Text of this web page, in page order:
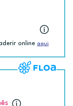
online aqui